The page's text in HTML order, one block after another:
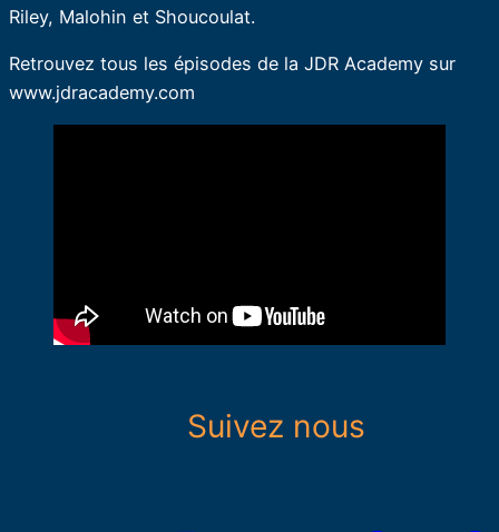
Riley, Malohin et Shoucoulat.
Retrouvez tous les épisodes de la JDR Academy sur
www.jdracademy.com
Suivez nous